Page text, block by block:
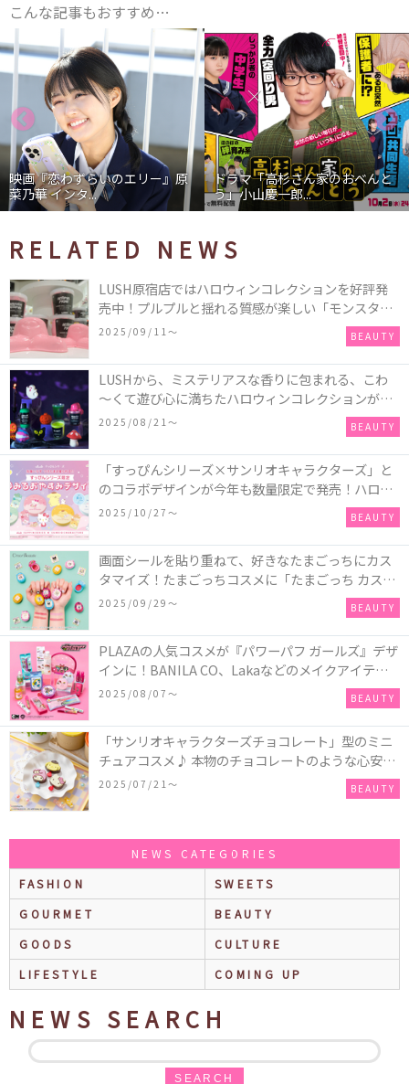
こんな記事もおすすめ…
映画『恋わずらいのエリー』原
菜乃華 インタ...
ドラマ「高杉さん家のおべんと
う」小山慶一郎...
RELATED NEWS
LUSH原宿店ではハロウィンコレクションを好評発
売中！プルプルと揺れる質感が楽しい「モンスター
オクトパス」や定番の「ゴースティー」「パンキン
2025/09/11〜 BEAUTY
LUSHから、ミステリアスな香りに包まれる、こわ
～くて遊び心に満ちたハロウィンコレクションが新
発売！頭と胴体に分かれたバスアイテムを組み合わ
せてキャラクターを完成させる新作「モンスター・
マッシュアップ」シリーズなど♪
2025/08/21〜 BEAUTY
「すっぴんシリーズ×サンリオキャラクターズ」と
のコラボデザインが今年も数量限定で発売！ハロー
キティ、ポムポムプリン、ポチャッコ、ハンギョド
2025/10/27〜 BEAUTY
画面シールを貼り重ねて、好きなたまごっちにカス
タマイズ！たまごっちコスメに「たまごっち カスタ
ム!!リップ＆チーク」が新登場
2025/09/29〜 BEAUTY
PLAZAの人気コスメが『パワーパフ ガールズ』デザ
インに！BANILA CO、Lakaなどのメイクアイテム
に、＆honeyやSign+などのヘアアイテム、VTや
2025/08/07〜 BEAUTY
「サンリオキャラクターズチョコレート」型のミニ
チュアコスメ♪ 本物のチョコレートのような心安ら
ぐ香りの保湿バームが登場！
2025/07/21〜 BEAUTY
NEWS CATEGORIES
FASHION
SWEETS
GOURMET
BEAUTY
GOODS
CULTURE
LIFESTYLE
COMING UP
NEWS SEARCH
SEARCH